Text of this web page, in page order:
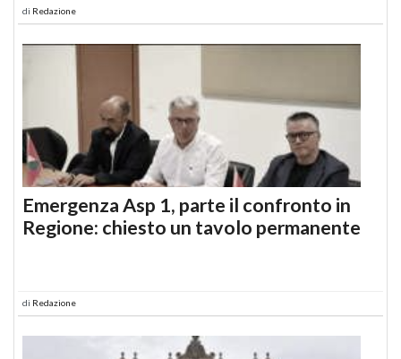
di Redazione
Emergenza Asp 1, parte il confronto in
Regione: chiesto un tavolo permanente
di Redazione